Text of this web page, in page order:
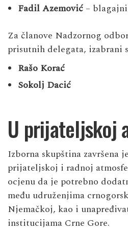
Fadil Azemović –
Za članove Nadzornog
prisutnih delegata, izabrani
Rašo Korać
Sokolj Dacić
U prijateljskoj
Izborna skupština završena
prijateljskoj i radnoj
ocjenu da je potrebno
među udruženjima
Njemačkoj, kao i
institucijama Crne Gore.